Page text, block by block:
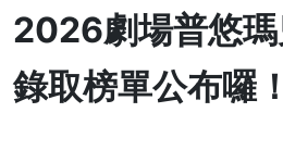
2026劇場普悠
錄取榜單公布囉！